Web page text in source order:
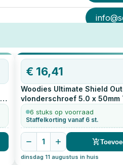
€ 16,41
Woodies Ultimate Shield
vlonderschroef 5.0 x 50mm
200
stuks
6 stuks op voorraad
Staffelkorting vanaf 6 st.
1
dinsdag 11 augustus in huis